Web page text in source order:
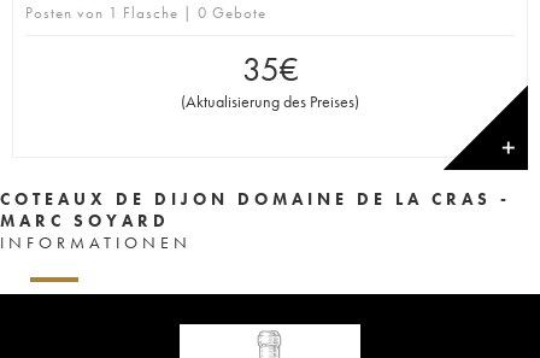
Posten von 1 Flasche | 0 Gebote
35€
(Aktualisierung des Preises)
✕
COTEAUX DE DIJON DOMAINE DE LA CRAS -
MARC SOYARD
INFORMATIONEN